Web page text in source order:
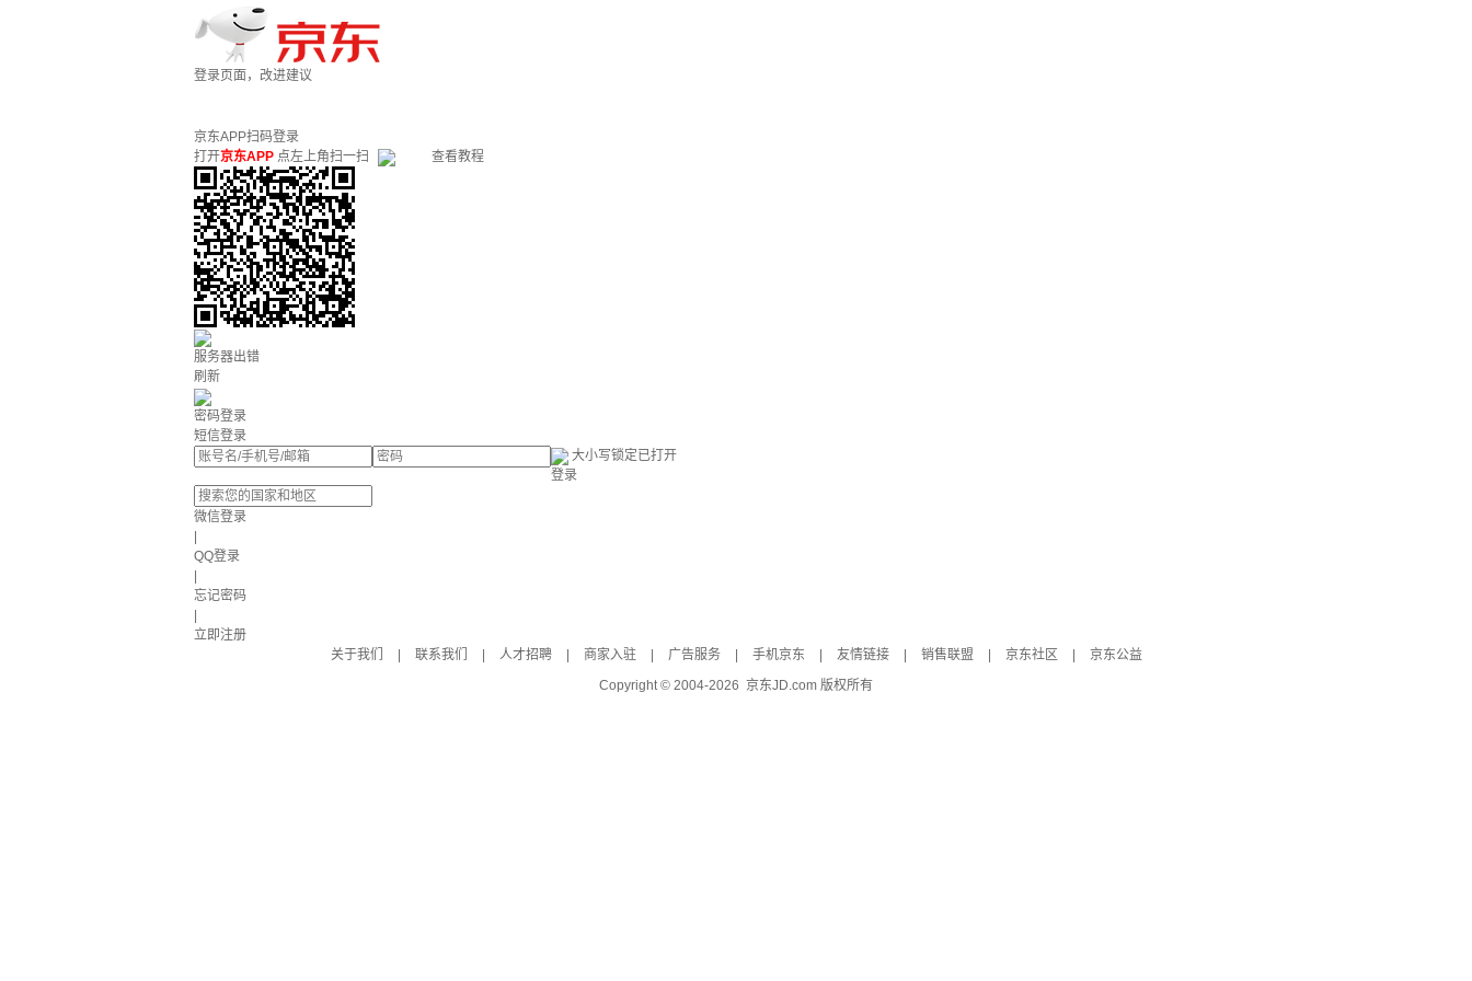
登录页面，改进建议
京东APP扫码登录
打开京东APP 点左上角扫一扫 查看教程
服务器出错
刷新
密码登录
短信登录
大小写锁定已打开
登录
微信登录
QQ登录
忘记密码
立即注册
关于我们
联系我们 人才招聘 商家入驻 广告服务 手机京东 友情链接 销售联盟 京东社区
京东公益
Copyright © 2004-2026 京东JD.com 版权所有